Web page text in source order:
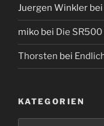
Juergen Winkler bei
miko bei Die SR500
Thorsten bei
KATEGORIEN